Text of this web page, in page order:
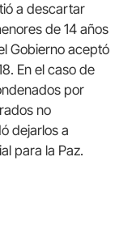
a descartar
de 14 años
Gobierno aceptó
En el caso de
por
no
dejarlos a
para la Paz.